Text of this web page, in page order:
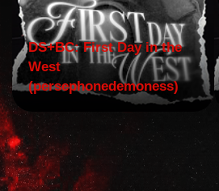
DS+BC: First Day in the
West
(persephonedemoness)